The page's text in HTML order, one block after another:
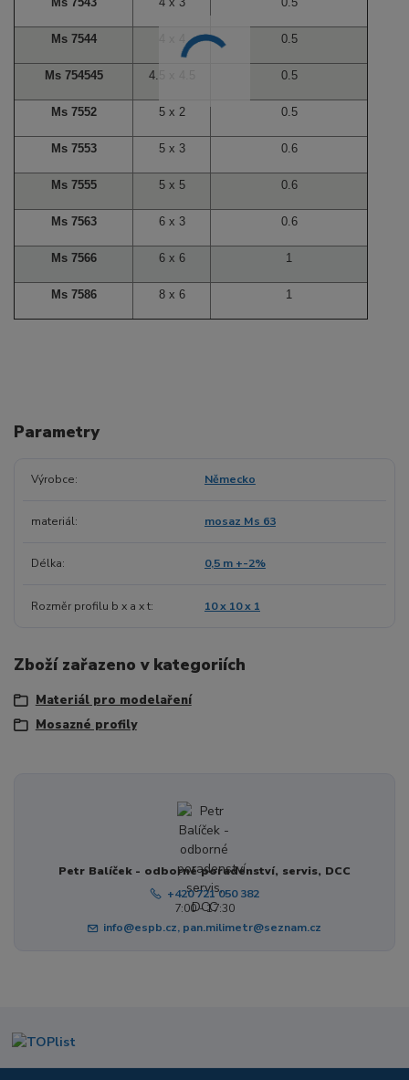
Ms 7544 0.5
Ms 754545 4.5 x 4.5 0.5
Ms 7552 5 x 2 0.5
Ms 7553 5 x 3 0.6
Ms 7555 5 x 5 0.6
Ms 7563 6 x 3 0.6
Ms 7566 6 x 6 1
Ms 7586 8 x 6 1
Parametry
Výrobce Německo
materiál mosaz Ms 63
Délka 0,5 m +-2%
Rozměr profilu b x a x t 10 x 10 x 1
Zboží zařazeno v kategoriích
Materiál pro modelaření
Mosazné profily
Petr Balíček - odborné poradenství, servis, DCC
+420 721 050 382
7:00 - 17:30
info@espb.cz, pan.milimetr@seznam.cz